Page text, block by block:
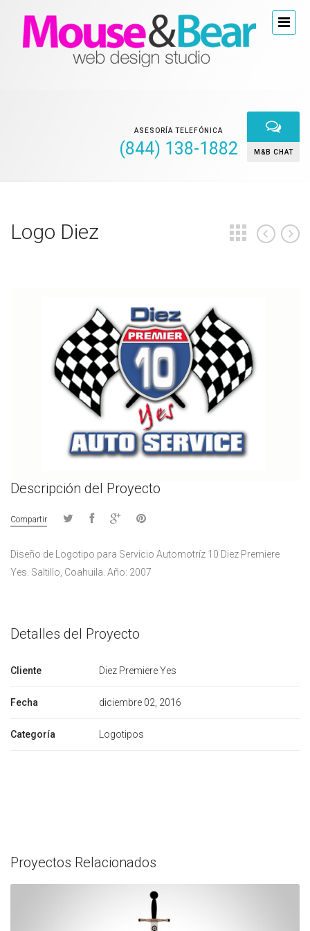
ASESORÍA TELEFÓNICA
(844) 138-1882 M&B CHAT
Logo Diez
Descripción del Proyecto
Compartir
Diseño de Logotipo para Servicio Automotríz 10 Diez Premiere
Yes. Saltillo, Coahuila. Año: 2007
Detalles del Proyecto
Cliente Diez Premiere Yes
Fecha diciembre 02, 2016
Categoría Logotipos
Proyectos Relacionados